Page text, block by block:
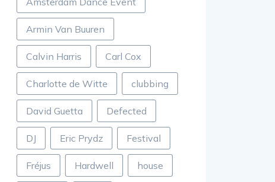
Armin Van Buuren
Calvin Harris Carl Cox
Charlotte de Witte clubbing
David Guetta Defected
DJ Eric Prydz Festival
Fréjus Hardwell house